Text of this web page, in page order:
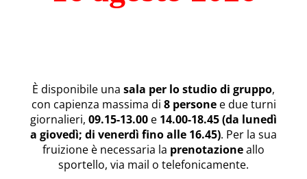
È disponibile una sala per lo studio di gruppo,
con capienza massima di 8 personee due turni
giornalieri, 09.15-13.00 e 14.00-18.45 (da lunedì
a giovedì; di venerdì fino alle 16.45). Per la sua
fruizione è necessaria la prenotazioneallo
sportello, via mail o telefonicamente.